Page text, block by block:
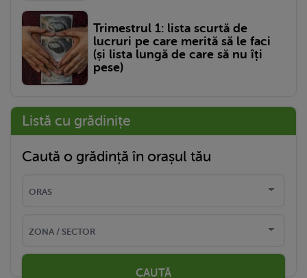
Trimestrul 1: lista scurtă de
lucruri pe care merită să le faci
(și lista lungă de care să nu îți
pese)
Listă cu grădinițe
Caută o grădință în orașul tău
CAUTĂ